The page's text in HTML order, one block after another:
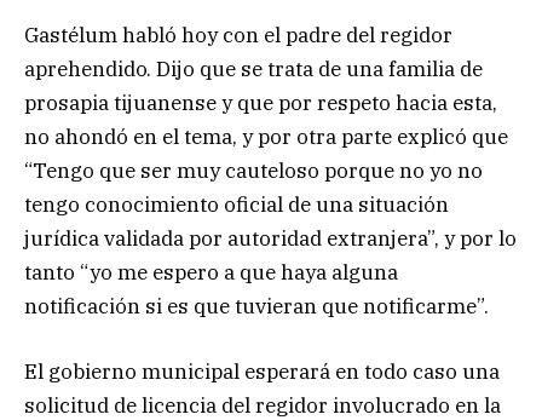
Gastélum habló hoy con el padre del regidor
aprehendido. Dijo que se trata de una familia de
prosapia tijuanense y que por respeto hacia esta,
no ahondó en el tema, y por otra parte explicó que
“Tengo que ser muy cauteloso porque no yo no
tengo conocimiento oficial de una situación
jurídica validada por autoridad extranjera”, y por lo
tanto “yo me espero a que haya alguna
notificación si es que tuvieran que notificarme”.
El gobierno municipal esperará en todo caso una
solicitud de licencia del regidor involucrado en la